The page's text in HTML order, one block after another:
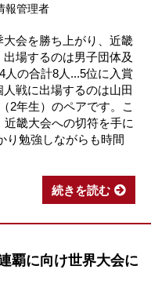
報管理者
会を勝ち上がり、近畿
場するのは男子団体及
人の合計8人...5位に入賞
戦に出場するのは山田
2年生）のペアです。こ
畿大会への切符を手に
り勉強しながらも時間
続きを読む
覇に向け世界大会に